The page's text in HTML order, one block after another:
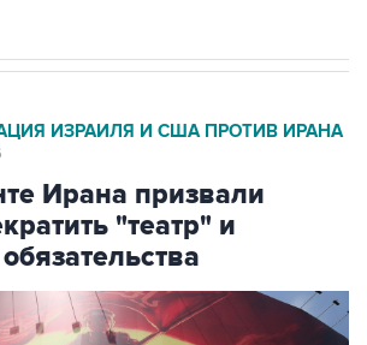
ИЗРАИЛЯ И США ПРОТИВ ИРАНА
Ирана призвали
"театр" и